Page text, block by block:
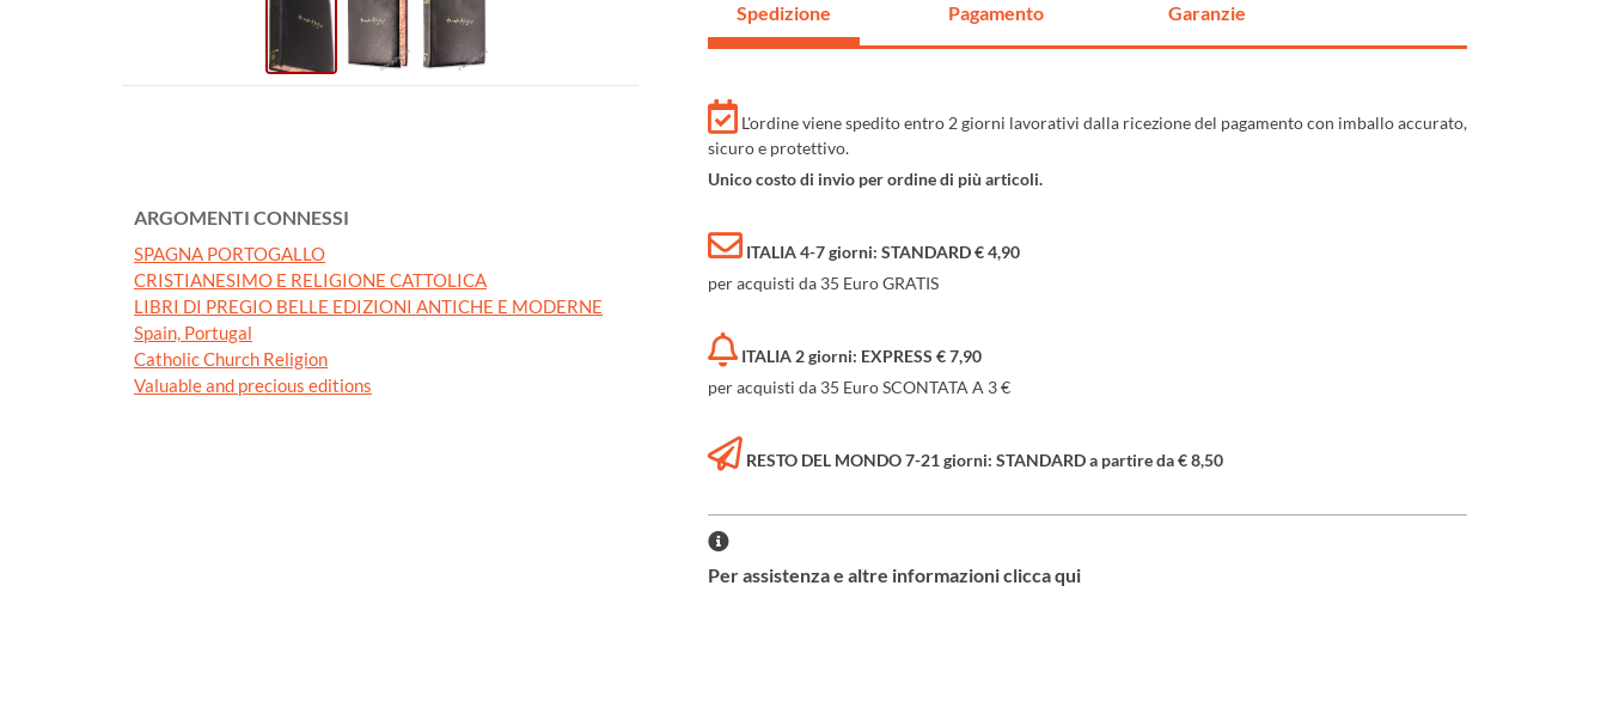
ARGOMENTI CONNESSI
SPAGNA PORTOGALLO
CRISTIANESIMO E RELIGIONE CATTOLICA
LIBRI DI PREGIO BELLE EDIZIONI ANTICHE E MODERNE
Spain, Portugal
Catholic Church Religion
Valuable and precious editions
Spedizione Pagamento Garanzie
L'ordine viene spedito entro 2 giorni lavorativi dalla ricezione del pagamento con imballo accurato,
sicuro e protettivo.
Unico costo di invio per ordine di più articoli.
ITALIA 4-7 giorni: STANDARD € 4,90
per acquisti da 35 Euro GRATIS
ITALIA 2 giorni: EXPRESS € 7,90
per acquisti da 35 Euro SCONTATA A 3 €
RESTO DEL MONDO 7-21 giorni: STANDARD a partire da € 8,50
Per assistenza e altre informazioni clicca qui